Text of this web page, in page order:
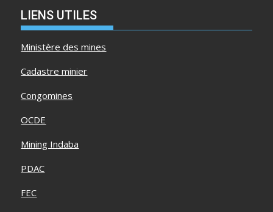
LIENS UTILES
Ministère des mines
Cadastre minier
Congomines
OCDE
Mining Indaba
PDAC
FEC